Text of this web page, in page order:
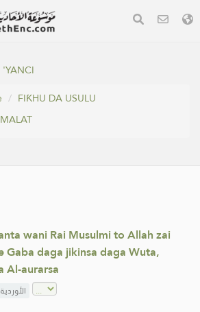
FIƘHU DA USULU
wani Rai Musulmi to Allah zai
Gaba daga jikinsa daga Wuta,
Al-aurarsa
الأوردية